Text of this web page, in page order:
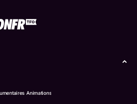
Animations